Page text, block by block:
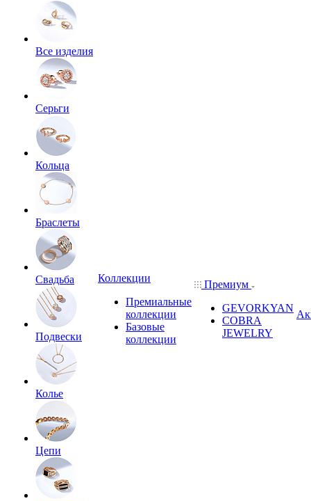
Все изделия
Серьги
Кольца
Браслеты
Свадьба
Подвески
Колье
Цепи
Коллекции
Премиальные
коллекции
Базовые
коллекции
Премиум
GEVORKYAN
COBRA
JEWELRY